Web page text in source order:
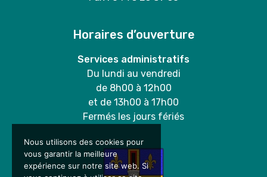
Horaires d’ouverture
Services administratifs
Du lundi au vendredi
de 8h00 à 12h00
et de 13h00 à 17h00
Fermés les jours fériés
Nous utilisons des cookies pour
vous garantir la meilleure
expérience sur notre site web. Si